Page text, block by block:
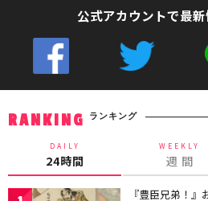
公式アカウントで最新
RANKING ランキング
DAILY
24時間
WEEKLY
週 間
『豊臣兄弟！